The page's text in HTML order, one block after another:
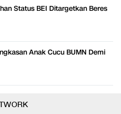
Status BEI Ditargetkan Beres
Anak Cucu BUMN Demi